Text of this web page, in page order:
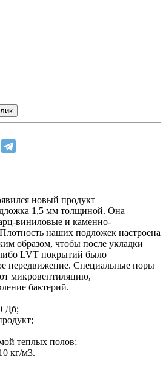
новый продукт –
1,5 мм толщиной. Она
виниловые и каменно-
наших подложек настроена
образом, чтобы после укладки
LVT покрытий было
передвижение. Специальные поры
микровентиляцию,
бактерий.
Дб;
теплых полов;
кг/м3.